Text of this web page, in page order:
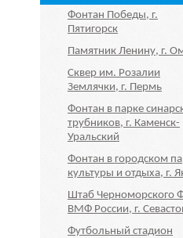
Фонтан Победы, г.
Пятигорск
Памятник Ленину, г.
Сквер им. Розалии
Землячки, г. Пермь
Фонтан в парке
трубников, г. Каменск-
Уральский
Фонтан в городском
культуры и отдыха, г.
Штаб Черноморского
ВМФ России, г.
Футбольный стадион